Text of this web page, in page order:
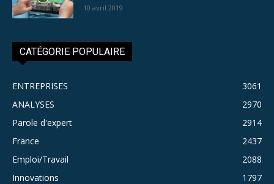
10 avril 2019
CATÉGORIE POPULAIRE
ENTREPRISES
3061
ANALYSES
2970
Parole d'expert
2914
France
2437
Emploi/Travail
2088
Innovations
1797